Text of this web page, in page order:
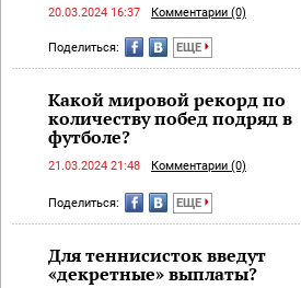
20.03.2024 16:37 Комментарии (0)
Поделиться: ЕЩЕ
Какой мировой рекорд по
количеству побед подряд в
футболе?
21.03.2024 21:48 Комментарии (0)
Поделиться: ЕЩЕ
Для теннисисток введут
«декретные» выплаты?